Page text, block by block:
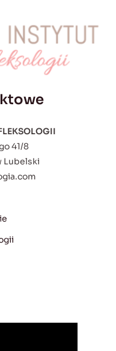
41/8
Lubelski